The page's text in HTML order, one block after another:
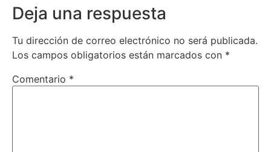
Deja una respuesta
Tu dirección de correo electrónico no será publicada.
Los campos obligatorios están marcados con *
Comentario *